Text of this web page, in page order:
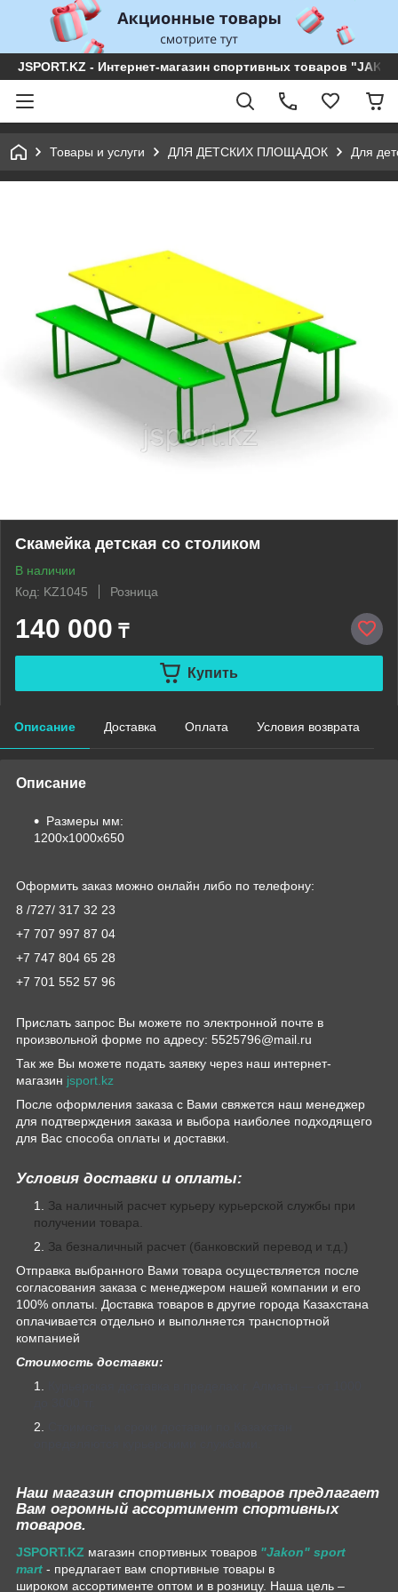
JSPORT.KZ - Интернет-магазин спортивных товаров
Товары и услуги ДЛЯ ДЕТСКИХ ПЛОЩАДОК Для
Скамейка детская со столиком
В наличии
Код: KZ1045
Розница
140 000 ₸
Купить
Описание Доставка Оплата Условия возврата
Описание
Размеры мм:
1200х1000х650
Оформить заказ можно онлайн либо по телефону:
8 /727/ 317 32 23
+7 707 997 87 04
+7 747 804 65 28
+7 701 552 57 96
Прислать запрос Вы можете по электронной почте в
произвольной форме по адресу: 5525796@mail.ru
Так же Вы можете подать заявку через наш интернет-
магазин jsport.kz
После оформления заказа с Вами свяжется наш менеджер
для подтверждения заказа и выбора наиболее подходящего
для Вас способа оплаты и доставки.
Условия доставки и оплаты:
За наличный расчет курьеру курьерской службы при
получении товара.
За безналичный расчет (банковский перевод и т.д.)
Отправка выбранного Вами товара осуществляется после
согласования заказа с менеджером нашей компании и его
100% оплаты. Доставка товаров в другие города Казахстана
оплачивается отдельно и выполняется транспортной
компанией
Стоимость доставки:
Наш магазин спортивных товаров предлагает
Вам огромный ассортимент спортивных
товаров.
JSPORT.KZ магазин спортивных товаров "Jakon" sport
mart - предлагает вам спортивные товары в
широком ассортименте оптом и в розницу. Наша цель –